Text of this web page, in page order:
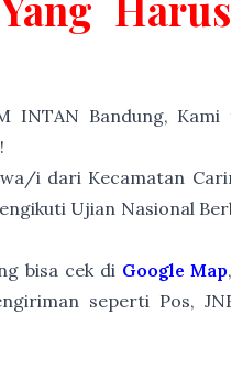
INTAN Bandung, Kami
i dari Kecamatan
Ujian Nasional
bisa cek di Google Map
seperti Pos,